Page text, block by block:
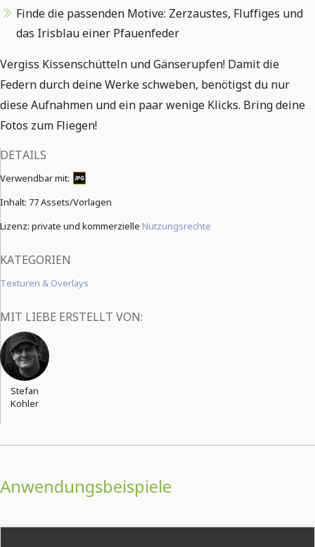
Finde die passenden Motive: Zerzaustes, Fluffiges und
das Irisblau einer Pfauenfeder
Vergiss Kissenschütteln und Gänserupfen! Damit die
Federn durch deine Werke schweben, benötigst du nur
diese Aufnahmen und ein paar wenige Klicks. Bring deine
Fotos zum Fliegen!
DETAILS
Verwendbar mit:
Inhalt: 77 Assets/Vorlagen
Lizenz: private und kommerzielle Nutzungsrechte
KATEGORIEN
Texturen & Overlays
MIT LIEBE ERSTELLT VON:
Stefan
Kohler
Anwendungsbeispiele